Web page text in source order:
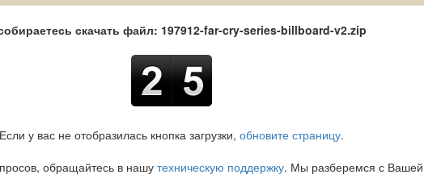
скачать файл: 197912-far-cry-series-billboard-v2.zip
Если у вас не отобразилась кнопка загрузки, обновите страницу.
обращайтесь в нашутехническую поддержку. Мы разберемся с Вашей